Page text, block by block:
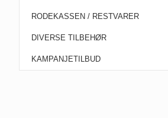
RODEKASSEN / RESTVARER
DIVERSE TILBEHØR
KAMPANJETILBUD